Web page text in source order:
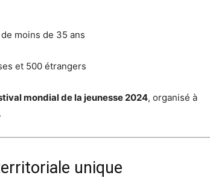
moins de 35 ans
et 500 étrangers
mondial de la jeunesse 2024, organisé à
unique